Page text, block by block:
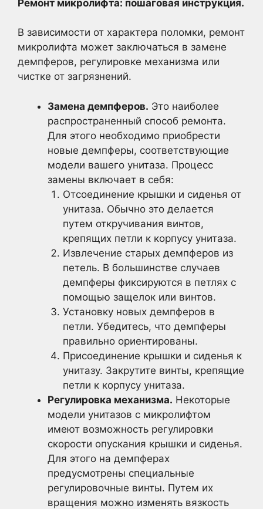
Ремонт микролифта: пошаговая инструкция.
В зависимости от характера поломки, ремонт
микролифта может заключаться в замене
демпферов, регулировке механизма или
чистке от загрязнений.
Замена демпферов. Это наиболее
распространенный способ ремонта.
Для этого необходимо приобрести
новые демпферы, соответствующие
модели вашего унитаза. Процесс
замены включает в себя:
Отсоединение крышки и сиденья от
унитаза. Обычно это делается
путем откручивания винтов,
крепящих петли к корпусу унитаза.
Извлечение старых демпферов из
петель. В большинстве случаев
демпферы фиксируются в петлях с
помощью защелок или винтов.
Установку новых демпферов в
петли. Убедитесь, что демпферы
правильно ориентированы.
Присоединение крышки и сиденья к
унитазу. Закрутите винты, крепящие
петли к корпусу унитаза.
Регулировка механизма. Некоторые
модели унитазов с микролифтом
имеют возможность регулировки
скорости опускания крышки и сиденья.
Для этого на демпферах
предусмотрены специальные
регулировочные винты. Путем их
вращения можно изменять вязкость